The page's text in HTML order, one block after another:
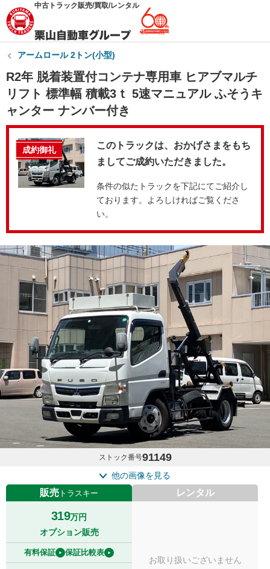
中古トラック販売/買取/レンタル
アームロール 2トン(小型)
R2年 脱着装置付コンテナ専用車 ヒアブマルチ
リフト 標準幅 積載3ｔ 5速マニュアル ふそうキ
ャンター ナンバー付き
成約御礼
このトラックは、おかげさまをもち
ましてご成約いただきました。
条件の似たトラックを下記にてご紹介し
ております。よろしければご覧くださ
い。
ストック番号91149
他の画像を見る
販売 トラスキー
319万円
オプション販売
有料保証 保証比較表
レンタル
お取り扱いございません